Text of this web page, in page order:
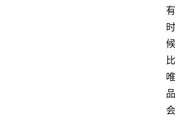
有
时
候
比
唯
品
会